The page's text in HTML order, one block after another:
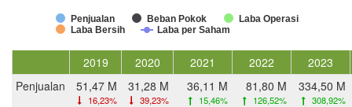
Penjualan Beban Pokok
Laba Operasi
Laba Bersih
Laba per Saham
2019 2020 2021 2022
2023
Penjualan
51,47 M
16,23%
31,28 M
39,23%
36,11 M
15,46%
81,80 M
126,52%
334,50 M
308,92%